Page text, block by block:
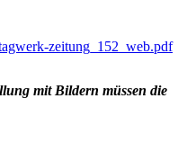
zeitung_152_web.pdf
mit Bildern müssen die